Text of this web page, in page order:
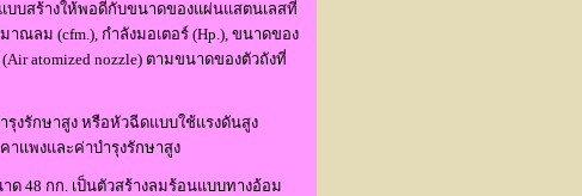
บสร้างให้พอดีกับขนาดของแผ่นแสตนเลสที่
ณลม (cfm.), กำลังมอเตอร์ (Hp.), ขนาดของ
atomized nozzle) ตามขนาดของตัวถังที่
งรักษาสูง หรือหัวฉีดแบบใช้แรงดันสูง
คาแพงและค่าบำรุงรักษาสูง
48 กก. เป็นตัวสร้างลมร้อนแบบทางอ้อม